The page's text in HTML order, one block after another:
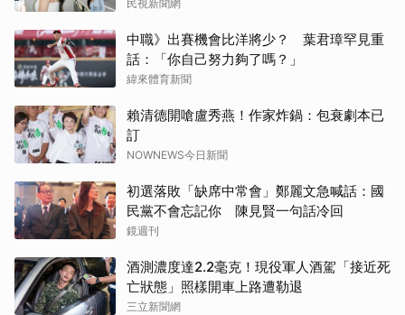
民視新聞網
中職》出賽機會比洋將少？ 葉君璋罕見重
話：「你自己努力夠了嗎？」
緯來體育新聞
賴清德開嗆盧秀燕！作家炸鍋：包衰劇本已
訂
NOWNEWS今日新聞
初選落敗「缺席中常會」鄭麗文急喊話：國
民黨不會忘記你 陳見賢一句話冷回
鏡週刊
酒測濃度達2.2毫克！現役軍人酒駕「接近死
亡狀態」照樣開車上路遭勒退
三立新聞網